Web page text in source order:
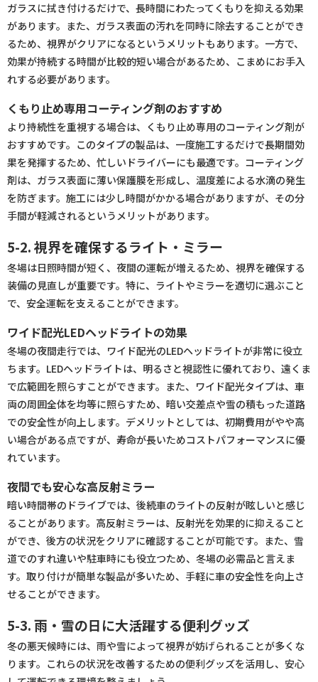
ガラスに拭き付けるだけで、長時間にわたってくもりを抑える効果
があります。また、ガラス表面の汚れを同時に除去することができ
るため、視界がクリアになるというメリットもあります。一方で、
効果が持続する時間が比較的短い場合があるため、こまめにお手入
れする必要があります。
くもり止め専用コーティング剤のおすすめ
より持続性を重視する場合は、くもり止め専用のコーティング剤が
おすすめです。このタイプの製品は、一度施工するだけで長期間効
果を発揮するため、忙しいドライバーにも最適です。コーティング
剤は、ガラス表面に薄い保護膜を形成し、温度差による水滴の発生
を防ぎます。施工には少し時間がかかる場合がありますが、その分
手間が軽減されるというメリットがあります。
5-2. 視界を確保するライト・ミラー
冬場は日照時間が短く、夜間の運転が増えるため、視界を確保する
装備の見直しが重要です。特に、ライトやミラーを適切に選ぶこと
で、安全運転を支えることができます。
ワイド配光LEDヘッドライトの効果
冬場の夜間走行では、ワイド配光のLEDヘッドライトが非常に役立
ちます。LEDヘッドライトは、明るさと視認性に優れており、遠くま
で広範囲を照らすことができます。また、ワイド配光タイプは、車
両の周囲全体を均等に照らすため、暗い交差点や雪の積もった道路
での安全性が向上します。デメリットとしては、初期費用がやや高
い場合がある点ですが、寿命が長いためコストパフォーマンスに優
れています。
夜間でも安心な高反射ミラー
暗い時間帯のドライブでは、後続車のライトの反射が眩しいと感じ
ることがあります。高反射ミラーは、反射光を効果的に抑えること
ができ、後方の状況をクリアに確認することが可能です。また、雪
道でのすれ違いや駐車時にも役立つため、冬場の必需品と言えま
す。取り付けが簡単な製品が多いため、手軽に車の安全性を向上さ
せることができます。
5-3. 雨・雪の日に大活躍する便利グッズ
冬の悪天候時には、雨や雪によって視界が妨げられることが多くな
ります。これらの状況を改善するための便利グッズを活用し、安心